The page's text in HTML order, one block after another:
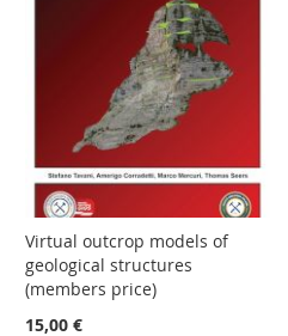
Virtual outcrop models of
geological structures
(members price)
15,00 €